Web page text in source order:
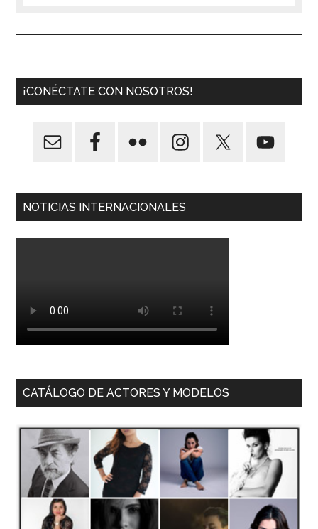
¡CONÉCTATE CON NOSOTROS!
NOTICIAS INTERNACIONALES
CATÁLOGO DE ACTORES Y MODELOS